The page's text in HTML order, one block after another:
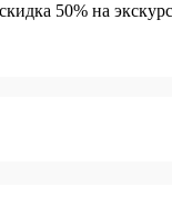
50% на